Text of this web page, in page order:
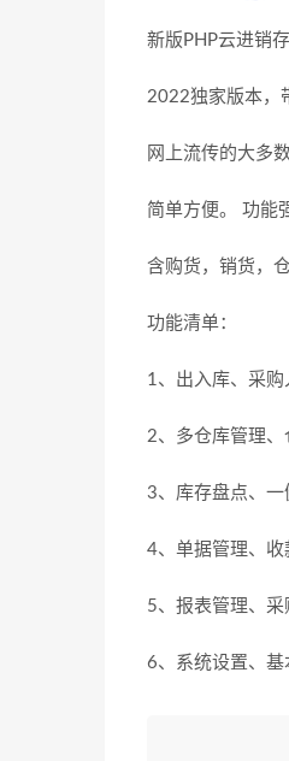
新版PHP云进销
2022独家版本，
网上流传的大多
简单方便。 功能
含购货，销货，
功能清单：
1、出入库、采购
2、多仓库管理
3、库存盘点、
4、单据管理、
5、报表管理、
6、系统设置、